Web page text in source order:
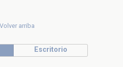
Volver arriba
Escritorio